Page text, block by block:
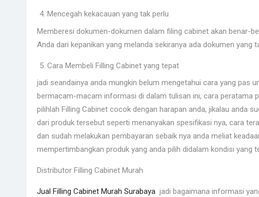
Mencegah kekacauan yang tak perlu
Memberesi dokumen-dokumen dalam filing cabinet akan benar-
Anda dari kepanikan yang melanda sekiranya ada dokumen yang
Cara Membeli Filling Cabinet yang tepat
jadi seandainya anda mungkin belum mengetahui cara yang pas
bermacam-macam informasi di dalam tulisan ini, cara peratama
pilihlah Filling Cabinet cocok dengan harapan anda, jikalau anda
dari produk tersebut seperti menanyakan spesifikasi nya, cara
dan sudah melakukan pembayaran sebaik nya anda meliat
mempertimbangkan produk yang anda pilih didalam kondisi yang
Distributor Filling Cabinet Murah
Jual Filling Cabinet Murah Surabaya jadi bagaimana informasi